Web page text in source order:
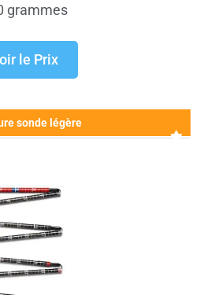
grammes
le Prix
sonde légère